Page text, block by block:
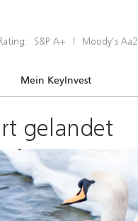
S&P A+ | Moody’s Aa2
Mein KeyInvest
gelandet